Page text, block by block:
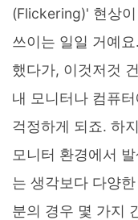
(Flickering)' 현상
쓰이는 일일 거예
했다가, 이것저것
내 모니터나 컴퓨
걱정하게 되죠. 하
모니터 환경에서
는 생각보다 다양
분의 경우 몇 가지